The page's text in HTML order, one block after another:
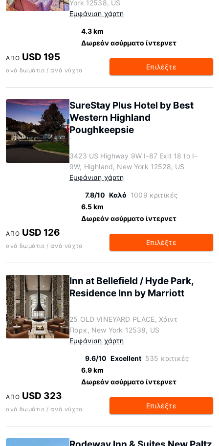
York 12538, US
Εμφάνιση χάρτη
4.3 km
Δωρεάν ασύρματο ίντερνετ
ΑΠΌ USD 195
ανά δωμάτιο / ανά νύχτα Επιλέξτε
SureStay Plus Hotel by Best
Western Highland
Poughkeepsie
3423 US Highway 9W I-87 Exit 18 to I-
9W, Highland, New York 12528, US
Εμφάνιση χάρτη
7.8/10 Καλό 1009 κριτικές
6.5 km
Δωρεάν ασύρματο ίντερνετ
ΑΠΌ USD 126
ανά δωμάτιο / ανά νύχτα Επιλέξτε
Inn at Bellefield / Hyde Park,
Residence Inn by Marriott
25 OLD VINEYARD PLACE, Χάιντ
Παρκ, New York 12538, US
Εμφάνιση χάρτη
9.6/10 Excellent 535 κριτικές
6.9 km
Δωρεάν ασύρματο ίντερνετ
ΑΠΌ USD 323
ανά δωμάτιο / ανά νύχτα Επιλέξτε